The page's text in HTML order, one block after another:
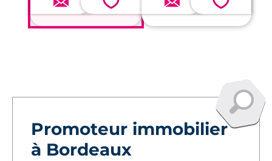
Promoteur immobilier
à Bordeaux